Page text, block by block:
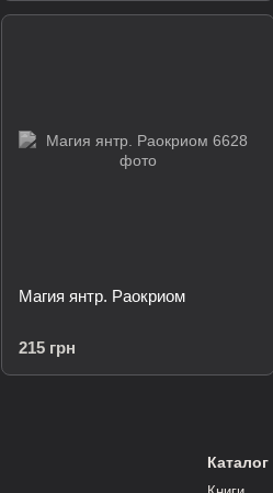
Магия янтр. Раокриом
215 грн
Каталог